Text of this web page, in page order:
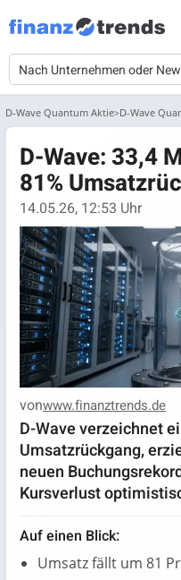
D-Wave Quantum Aktie D-Wave
D-Wave: 33,4
81%
14.05.26, 12:53 Uhr
vonwww.finanztrends.de
D-Wave verzeichnet
Umsatzrückgang,
neuen
Kursverlust
Auf einen Blick:
Umsatz fällt um 81